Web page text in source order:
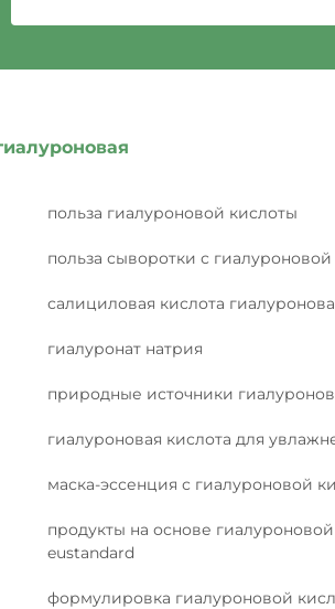
польза гиалуроновой кислоты
польза сыворотки с
салициловая кислота
гиалуронат натрия
природные источники
гиалуроновая кислота для
маска-эссенция с гиалуроновой
продукты на основе
eustandard
формулировка гиалуроновой